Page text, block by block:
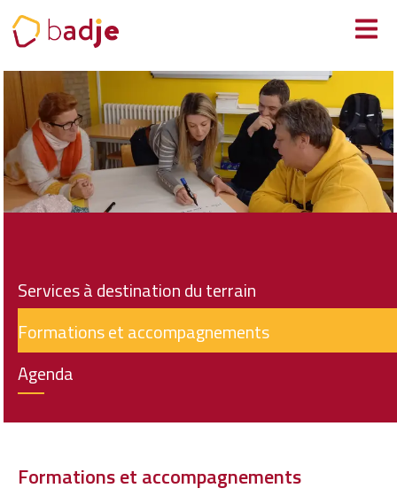
Services à destination du terrain
Formations et accompagnements
Agenda
Formations et accompagnements